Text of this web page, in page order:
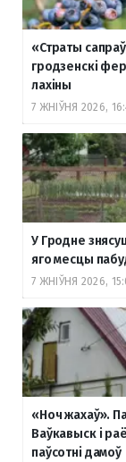
«Страты
гродзенскі
лахіны
7 ЖНІЎНЯ 2026,
У Гродне
яго месцы
7 ЖНІЎНЯ 2026,
«Ноч жахаў».
Ваўкавыск і
паўсотні дамоў